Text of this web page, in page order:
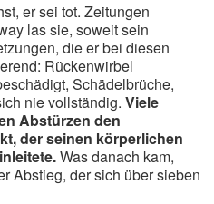
er sei tot. Zeitungen
las sie, soweit sein
die er bei diesen
Rückenwirbel
Schädelbrüche,
nie vollständig. Viele
Abstürzen den
der seinen körperlichen
Was danach kam,
Abstieg, der sich über sieben